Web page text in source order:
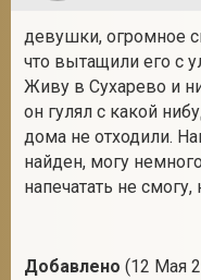
девушки, огромное
что вытащили его с
Живу в Сухарево и
он гулял с какой
дома не отходили.
найден, могу
напечатать не смогу,
Добавлено (12 Мая